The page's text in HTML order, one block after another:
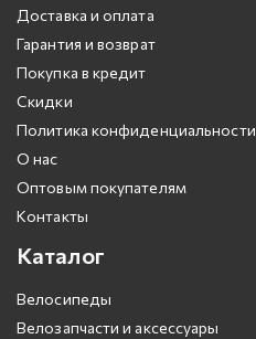
Доставка и оплата
Гарантия и возврат
Покупка в кредит
Скидки
Политика конфиденциальности
О нас
Оптовым покупателям
Контакты
Каталог
Велосипеды
Велозапчасти и аксессуары